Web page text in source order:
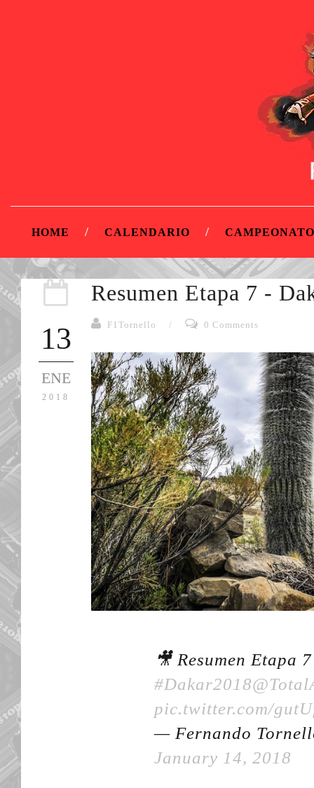
HOME CALENDARIO
13
ENE
2018
Resumen Etapa 7 -
F1Tornello / 0 Comments
🎥 Resumen Etapa
#Dakar2018
pic.twitter.com/
— Fernando
January 14, 2018